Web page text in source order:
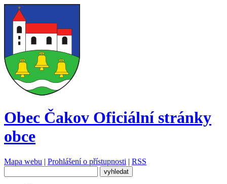
Obec Čakov Oficiální stránky
obce
Mapa webu | Prohlášení o přístupnosti | RSS